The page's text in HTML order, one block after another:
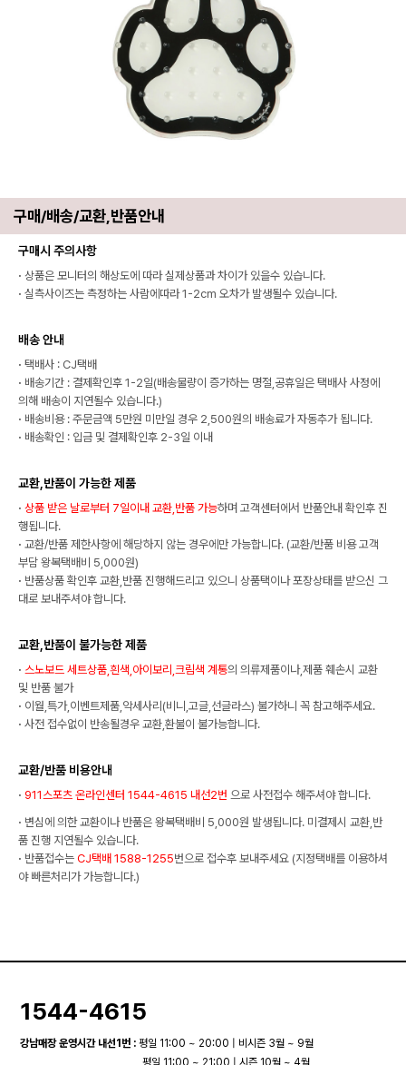
구매/배송/교환,반품안내
구매시 주의사항
· 상품은 모니터의 해상도에 따라 실제상품과 차이가 있을수 있습니다.
· 실측사이즈는 측정하는 사람에따라 1-2cm 오차가 발생될수 있습니다.
배송 안내
· 택배사 : CJ택배
· 배송기간 : 결제확인후 1-2일(배송물량이 증가하는 명절,공휴일은 택배사 사정에
의해 배송이 지연될수 있습니다.)
· 배송비용 : 주문금액 5만원 미만일 경우 2,500원의 배송료가 자동추가 됩니다.
· 배송확인 : 입금 및 결제확인후 2-3일 이내
교환,반품이 가능한 제품
· 상품 받은 날로부터 7일이내 교환,반품 가능하며 고객센터에서 반품안내 확인후 진
행됩니다.
· 교환/반품 제한사항에 해당하지 않는 경우에만 가능합니다. (교환/반품 비용 고객
부담 왕복택배비 5,000원)
· 반품상품 확인후 교환,반품 진행해드리고 있으니 상품택이나 포장상태를 받으신 그
대로 보내주셔야 합니다.
교환,반품이 불가능한 제품
· 스노보드 세트상품,흰색,아이보리,크림색 계통의 의류제품이나,제품 훼손시 교환
및 반품 불가
· 이월,특가,이벤트제품,악세사리(비니,고글,선글라스) 불가하니 꼭 참고해주세요.
· 사전 접수없이 반송될경우 교환,환불이 불가능합니다.
교환/반품 비용안내
· 911스포츠 온라인센터 1544-4615 내선2번 으로 사전접수 해주셔야 합니다.
· 변심에 의한 교환이나 반품은 왕복택배비 5,000원 발생됩니다. 미결제시 교환,반
품 진행 지연될수 있습니다.
· 반품접수는 CJ택배 1588-1255번으로 접수후 보내주세요 (지정택배를 이용하셔
야 빠른처리가 가능합니다.)
1544-4615
강남매장 운영시간 내선1번 : 평일 11:00 ~ 20:00 | 비시즌 3월 ~ 9월